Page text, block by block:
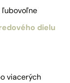
ľubovoľne
dielu
viacerých